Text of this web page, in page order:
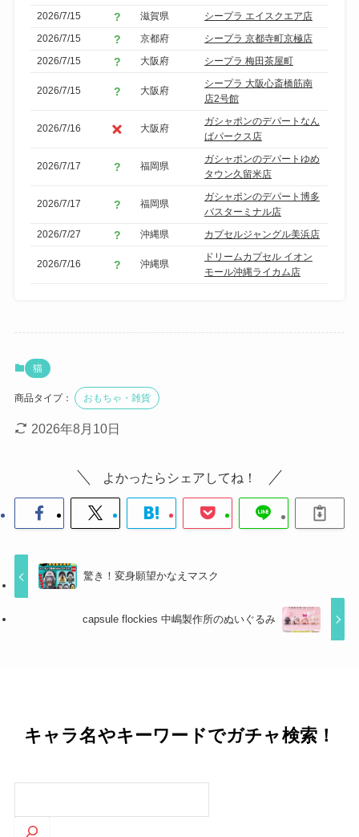
2026/7/15
滋賀県
シープラ エイスクエア店
2026/7/15
京都府
シープラ 京都寺町京極店
2026/7/15
大阪府 シープラ 梅田茶屋町
2026/7/15 大阪府
シープラ 大阪心斎橋筋南
店2号館
2026/7/16 大阪府
ガシャポンのデパートなん
ばパークス店
2026/7/17 福岡県
ガシャポンのデパートゆめ
タウン久留米店
2026/7/17 福岡県
ガシャポンのデパート博多
バスターミナル店
2026/7/27
沖縄県 カプセルジャングル美浜店
2026/7/16 沖縄県
ドリームカプセル イオン
モール沖縄ライカム店
猫
商品タイプ： おもちゃ・雑貨
2026年8月10日
よかったらシェアしてね！
驚き！変身願望かなえマスク
capsule flockies 中嶋製作所のぬいぐるみ
キャラ名やキーワードでガチャ検索！
索